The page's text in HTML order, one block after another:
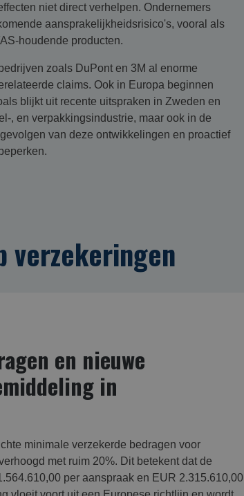
niet direct verhelpen. Ondernemers
aansprakelijkheidsrisico's, vooral als
houdende producten.
zoals DuPont en 3M al enorme
claims. Ook in Europa beginnen
blijkt uit recente uitspraken in Zweden en
, en verpakkingsindustrie, maar ook in de
van deze ontwikkelingen en proactief
verzekering­en
en nieuwe
in
minimale verzekerde bedragen voor
met ruim 20%. Dit betekent dat de
per aanspraak en EUR 2.315.610,00